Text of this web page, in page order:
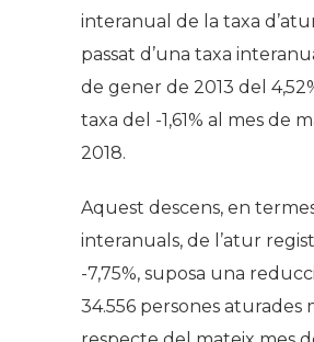
interanual de la taxa
passat d’una taxa
de gener de 2013 del
taxa del -1,61% al mes de
2018.
Aquest descens, en
interanuals, de l’atur
-7,75%, suposa una
34.556 persones aturades